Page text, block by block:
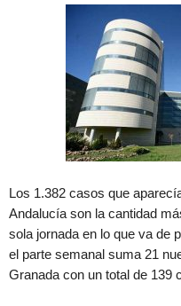
Los 1.382 casos que
Andalucía son la cantidad
sola jornada en lo que va de
el parte semanal suma 21
Granada con un total de 139